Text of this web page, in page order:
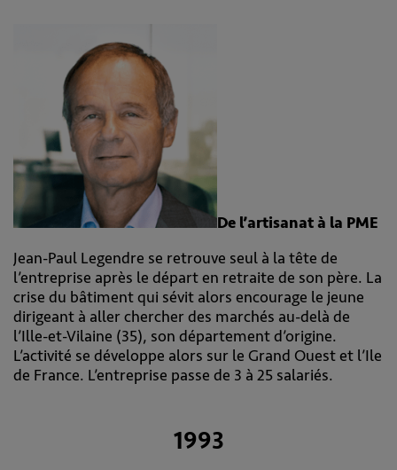
De l’artisanat à la PME
Jean-Paul Legendre se retrouve seul à la tête de
l’entreprise après le départ en retraite de son père. La
crise du bâtiment qui sévit alors encourage le jeune
dirigeant à aller chercher des marchés au-delà de
l’Ille-et-Vilaine (35), son département d’origine.
L’activité se développe alors sur le Grand Ouest et l’Ile
de France. L’entreprise passe de 3 à 25 salariés.
1993